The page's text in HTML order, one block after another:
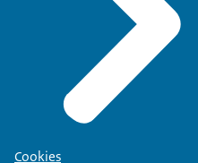
Cookies